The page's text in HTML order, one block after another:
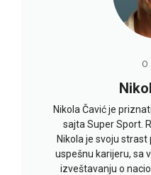
O
Nikola Čavić je
sajta Super Sport.
Nikola je svoju
uspešnu karijeru, sa
izveštavanju o